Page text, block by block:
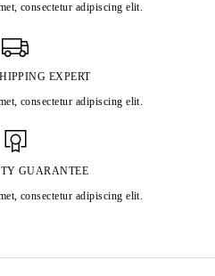
consectetur adipiscing elit.
EXPERT
consectetur adipiscing elit.
GUARANTEE
consectetur adipiscing elit.